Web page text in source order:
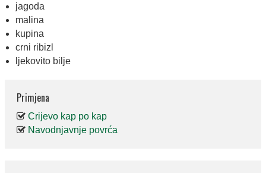
jagoda
malina
kupina
crni ribizl
ljekovito bilje
Primjena
Crijevo kap po kap
Navodnjavnje povrća